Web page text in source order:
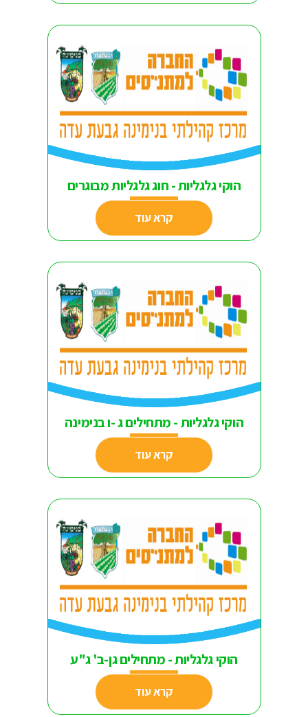
הוקי גלגליות - חוג גלגליות מבוגרים
קרא עוד
הוקי גלגליות - מתחילים ג -ו בנימינה
קרא עוד
הוקי גלגליות - מתחילים גן-ב' ג"ע
קרא עוד